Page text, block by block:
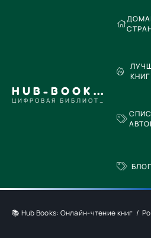
HUB-BOOKS.COM
ЦИФРОВАЯ БИБЛИОТЕКА
КНИГ
БЛОГ
📚 Hub Books: Онлайн-чтение книг